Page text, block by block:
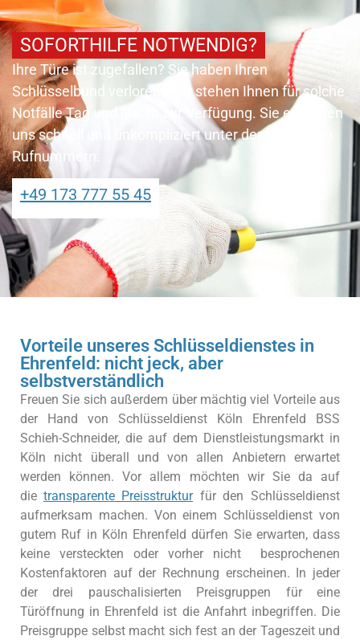
SOFORTHILFE NOTWENDIG?
Ihre Türe ist zugefallen? Sie haben Ihren
Schlüsselbund verloren? Wir stehen Ihnen für solche
Notfälle Tag und Nacht zur Verfügung. Sie erreichen
uns schnell und unkompliziert unter den folgenden
Rufnummern:
+49 173 777 55 45
Vorteile unseres Schlüsseldienstes in
Ehrenfeld: nicht jeck, aber
selbstverständlich
Freuen Sie sich außerdem über mächtig viel Vorteile aus
der Hand von Schlüsseldienst Köln Ehrenfeld BSS
Schieh-Schneider, die auf dem Dienstleistungsmarkt in
Köln nicht überall und von allen Anbietern erwartet
werden können. Vor allem möchten wir Sie da auf
die transparente Preisstrukturfür den Schlüsseldienst
aufmerksam machen. Von einem Schlüsseldienst von
gutem Ruf in Köln Ehrenfeld dürfen Sie erwarten, dass
keine versteckten oder vorher nicht besprochenen
Kostenfaktoren auf der Rechnung erscheinen. In jeder
der drei pauschalisierten Preisgruppen für eine
Türöffnung in Ehrenfeld ist die Anfahrt inbegriffen. Die
Preisgruppe selbst macht sich fest an der Tageszeit und